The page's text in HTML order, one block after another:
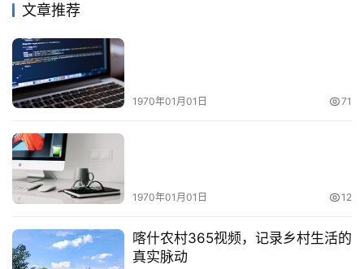
文章推荐
1970年01月01日 71
1970年01月01日 12
喀什农村365视频，记录乡村生活的
真实脉动